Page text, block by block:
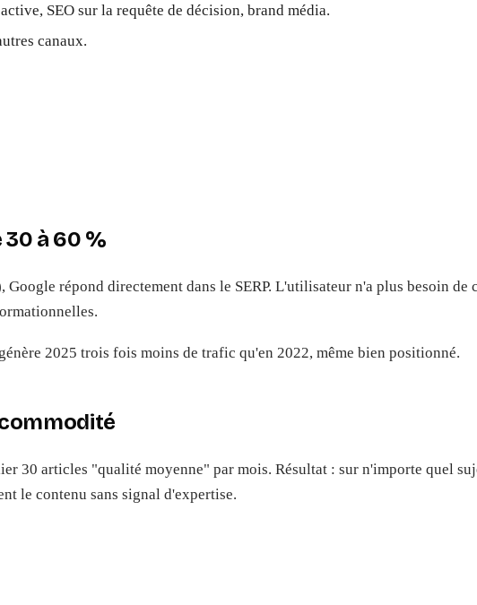
SEO sur la requête de décision, brand média.
canaux.
30 à 60 %
répond directement dans le SERP. L'utilisateur n'a plus besoin de
2025 trois fois moins de trafic qu'en 2022, même bien positionné.
30 articles "qualité moyenne" par mois. Résultat : sur n'importe quel
le contenu sans signal d'expertise.